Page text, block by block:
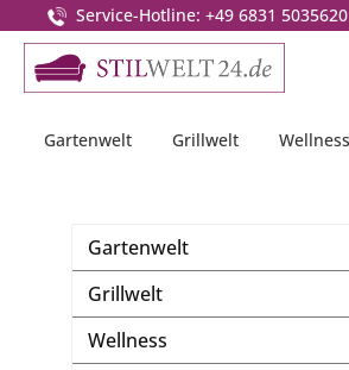
Zur Hauptnavigation springen
Service-Hotline: +49 6831
Gartenwelt Grillwelt Wellness
Gartenwelt
Grillwelt
Wellness